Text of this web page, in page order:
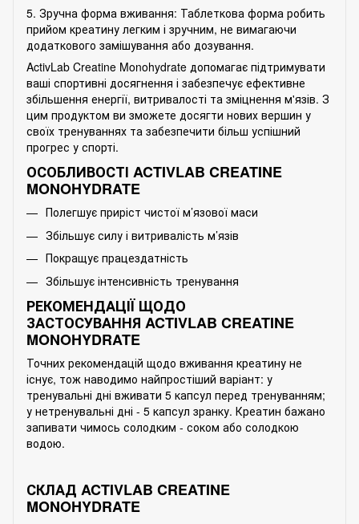
5. Зручна форма вживання: Таблеткова форма робить
прийом креатину легким і зручним, не вимагаючи
додаткового замішування або дозування.
ActivLab Creatine Monohydrate допомагає підтримувати
ваші спортивні досягнення і забезпечує ефективне
збільшення енергії, витривалості та зміцнення м'язів. З
цим продуктом ви зможете досягти нових вершин у
своїх тренуваннях та забезпечити більш успішний
прогрес у спорті.
ОСОБЛИВОСТІ ACTIVLAB CREATINE
MONOHYDRATE
Полегшує приріст чистої м’язової маси
Збільшує силу і витривалість м’язів
Покращує працездатність
Збільшує інтенсивність тренування
РЕКОМЕНДАЦІЇ ЩОДО
ЗАСТОСУВАННЯ ACTIVLAB CREATINE
MONOHYDRATE
Точних рекомендацій щодо вживання креатину не
існує, тож наводимо найпростіший варіант: у
тренувальні дні вживати 5 капсул перед тренуванням;
у нетренувальні дні - 5 капсул зранку. Креатин бажано
запивати чимось солодким - соком або солодкою
водою.
СКЛАД ACTIVLAB CREATINE
MONOHYDRATE